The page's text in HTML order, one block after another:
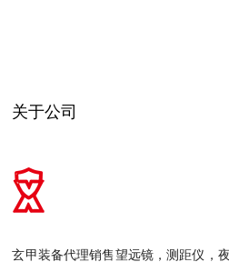
关于公司
玄甲装备代理销售望远镜，测距仪，